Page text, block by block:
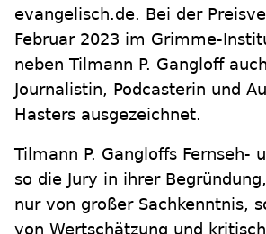
evangelisch.de. Bei der
Februar 2023 im Grimme-
neben Tilmann P. Gangloff
Journalistin, Podcasterin und
Hasters ausgezeichnet.
Tilmann P. Gangloffs Fernseh-
so die Jury in ihrer
nur von großer Sachkenntnis,
von Wertschätzung und